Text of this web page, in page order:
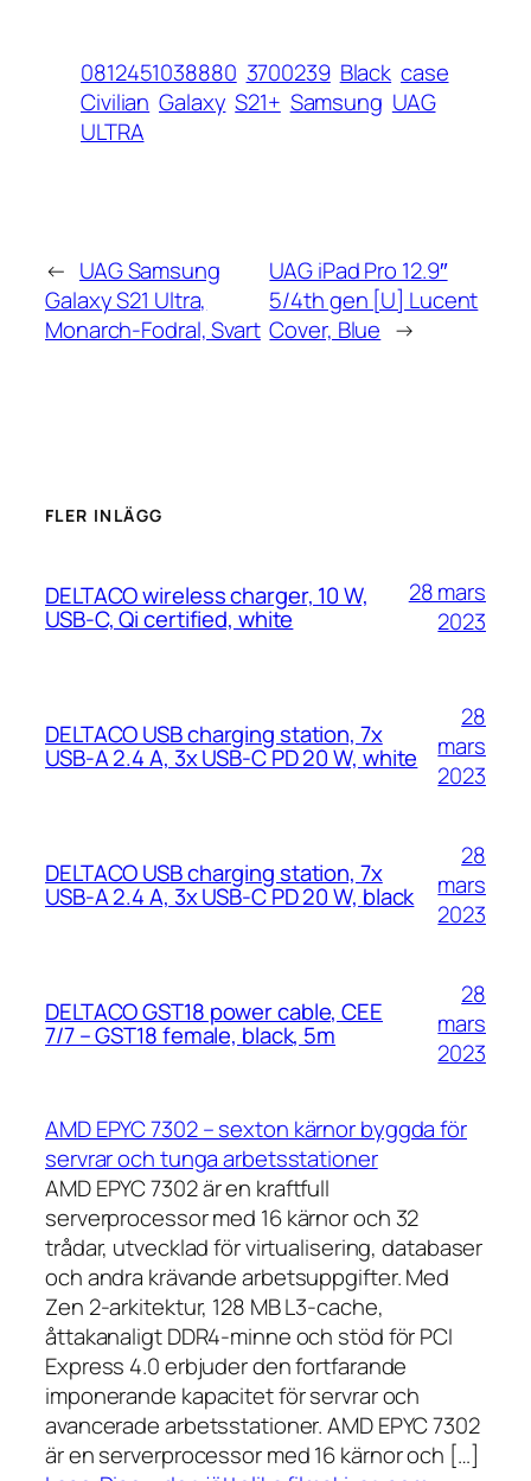
0812451038880 3700239 Black case
Civilian Galaxy S21+ Samsung UAG
ULTRA
← UAG Samsung
Galaxy S21 Ultra,
Monarch-Fodral, Svart
UAG iPad Pro 12.9″
5/4th gen [U] Lucent
Cover, Blue →
FLER INLÄGG
DELTACO wireless charger, 10 W,
USB-C, Qi certified, white
28 mars
2023
DELTACO USB charging station, 7x
USB-A 2.4 A, 3x USB-C PD 20 W, white
28
mars
2023
DELTACO USB charging station, 7x
USB-A 2.4 A, 3x USB-C PD 20 W, black
28
mars
2023
DELTACO GST18 power cable, CEE
7/7 – GST18 female, black, 5m
28
mars
2023
AMD EPYC 7302 – sexton kärnor byggda för
servrar och tunga arbetsstationer
AMD EPYC 7302 är en kraftfull
serverprocessor med 16 kärnor och 32
trådar, utvecklad för virtualisering, databaser
och andra krävande arbetsuppgifter. Med
Zen 2-arkitektur, 128 MB L3-cache,
åttakanaligt DDR4-minne och stöd för PCI
Express 4.0 erbjuder den fortfarande
imponerande kapacitet för servrar och
avancerade arbetsstationer. AMD EPYC 7302
är en serverprocessor med 16 kärnor och […]